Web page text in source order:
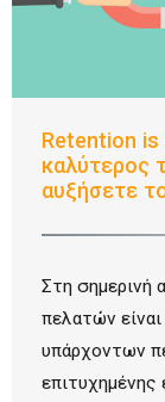
Retention
καλύτερος
αυξήσετε
Στη σημερινή
πελατών
υπάρχοντων
επιτυχημένης